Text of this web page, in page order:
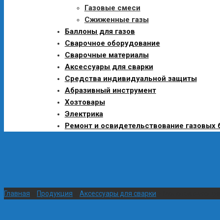
Газовые смеси
Сжиженные газы
Баллоны для газов
Сварочное оборудование
Сварочные материалы
Аксессуары для сварки
Средства индивидуальной защиты
Абразивный инструмент
Хозтовары
Электрика
Ремонт и освидетельствование газовых
Главная Продукция Аксессуары для сварки